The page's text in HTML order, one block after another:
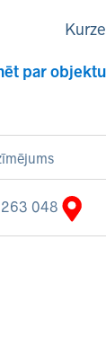
par objektu
048